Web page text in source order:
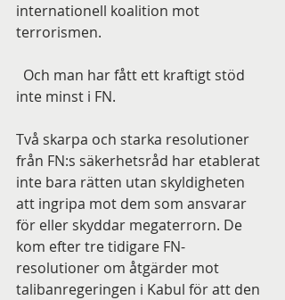
internationell koalition mot
terrorismen.
inte minst i FN.
Två skarpa och starka resolutioner
från FN:s säkerhetsråd har etablerat
inte bara rätten utan skyldigheten
att ingripa mot dem som ansvarar
för eller skyddar megaterrorn. De
kom efter tre tidigare FN-
resolutioner om åtgärder mot
talibanregeringen i Kabul för att den